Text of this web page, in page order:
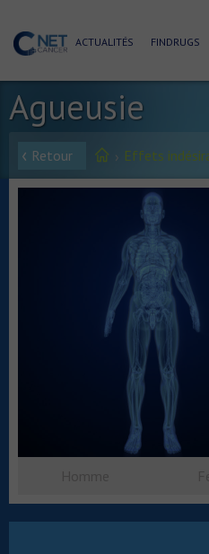
ACTUALITÉS FINDRUGS
Agueusie
Retour Effets